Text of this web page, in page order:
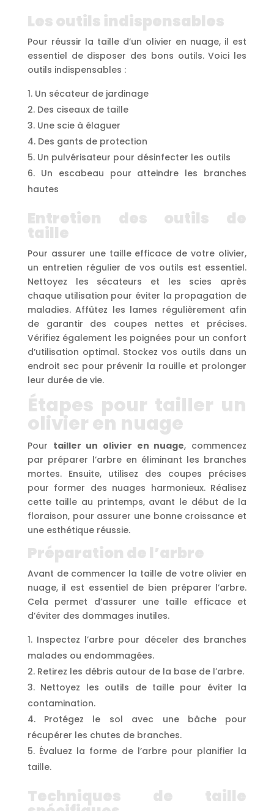
Les outils indispensables
Pour réussir la taille d’un olivier en nuage, il est
essentiel de disposer des bons outils. Voici les
outils indispensables :
Un sécateur de jardinage
Des ciseaux de taille
Une scie à élaguer
Des gants de protection
Un pulvérisateur pour désinfecter les outils
Un escabeau pour atteindre les branches
hautes
Entretien des outils de
taille
Pour assurer une taille efficace de votre olivier,
un entretien régulier de vos outils est essentiel.
Nettoyez les sécateurs et les scies après
chaque utilisation pour éviter la propagation de
maladies. Affûtez les lames régulièrement afin
de garantir des coupes nettes et précises.
Vérifiez également les poignées pour un confort
d’utilisation optimal. Stockez vos outils dans un
endroit sec pour prévenir la rouille et prolonger
leur durée de vie.
Étapes pour tailler un
olivier en nuage
Pour tailler un olivier en nuage, commencez
par préparer l’arbre en éliminant les branches
mortes. Ensuite, utilisez des coupes précises
pour former des nuages harmonieux. Réalisez
cette taille au printemps, avant le début de la
floraison, pour assurer une bonne croissance et
une esthétique réussie.
Préparation de l’arbre
Avant de commencer la taille de votre olivier en
nuage, il est essentiel de bien préparer l’arbre.
Cela permet d’assurer une taille efficace et
d’éviter des dommages inutiles.
Inspectez l’arbre pour déceler des branches
malades ou endommagées.
Retirez les débris autour de la base de l’arbre.
Nettoyez les outils de taille pour éviter la
contamination.
Protégez le sol avec une bâche pour
récupérer les chutes de branches.
Évaluez la forme de l’arbre pour planifier la
taille.
Techniques de taille